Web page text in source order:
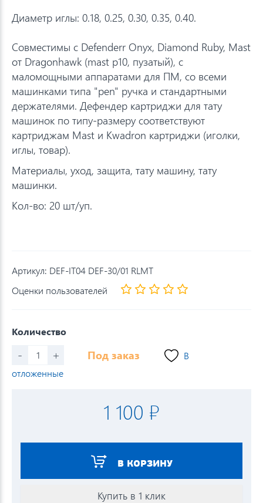
Диаметр иглы: 0.18, 0.25, 0.30, 0.35, 0.40.
Совместимы с Defenderr Onyx, Diamond Ruby, Mast
от Dragonhawk (mast p10, пузатый), с
маломощными аппаратами для ПМ, со всеми
машинками типа "pen" ручка и стандартными
держателями. Дефендер картриджи для тату
машинок по типу-размеру соответствуют
картриджам Mast и Kwadron картриджи (иголки,
иглы, товар).
Материалы, уход, защита, тату машину, тату
машинки.
Кол-во: 20 шт/уп.
Артикул: DEF-IT04 DEF-30/01 RLMT
Оценки пользователей
Количество
- + Под заказ
В
отложенные
1 100 ₽
В КОРЗИНУ
Купить в 1 клик